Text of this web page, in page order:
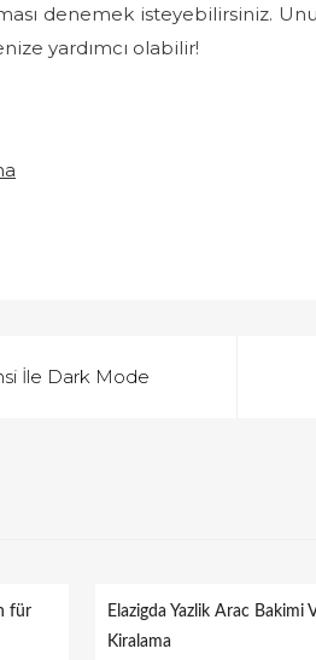
denemek isteyebilirsiniz.
yardımcı olabilir!
İle Dark Mode
für
Elazigda Yazlik Arac Bakimi
Kiralama